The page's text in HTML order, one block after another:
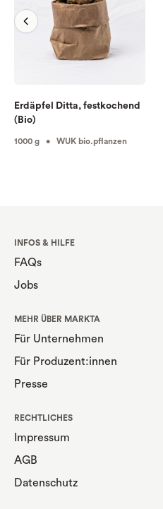
Erdäpfel Ditta, festkochend
(Bio)
1000 g • WUK bio.pflanzen
INFOS & HILFE
FAQs
Jobs
MEHR ÜBER MARKTA
Für Unternehmen
Für Produzent:innen
Presse
RECHTLICHES
Impressum
AGB
Datenschutz